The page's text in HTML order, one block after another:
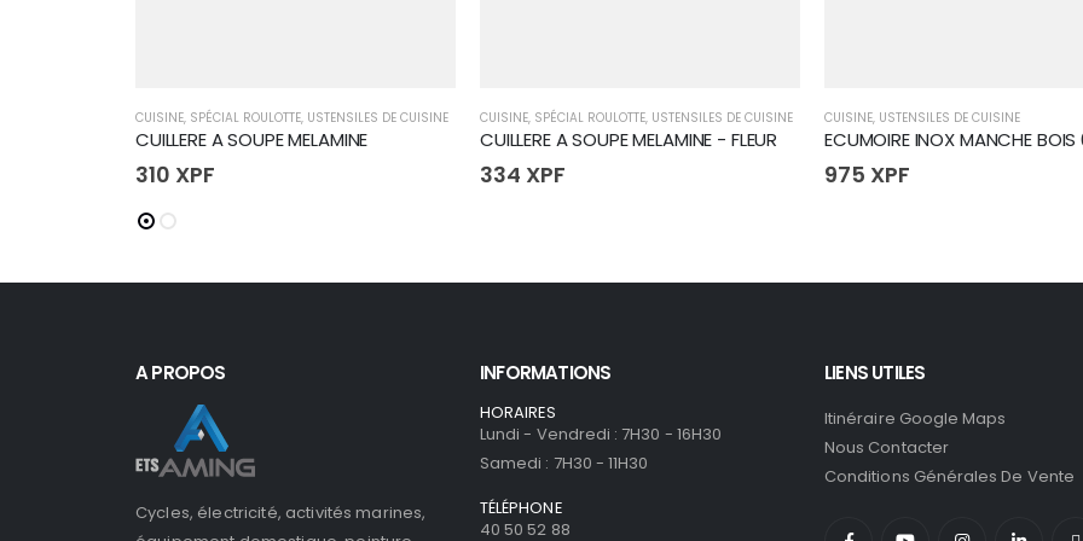
CUISINE, SPÉCIAL ROULOTTE, USTENSILES DE CUISINE
CUILLERE A SOUPE MELAMINE
310 XPF
CUISINE, SPÉCIAL ROULOTTE, USTENSILES DE CUISINE
CUILLERE A SOUPE MELAMINE - FLEUR
334 XPF
CUISINE, USTENSILES DE CUISINE
975 XPF
A PROPOS
Cycles, électricité, activités marines,
INFORMATIONS
HORAIRES
Lundi - Vendredi : 7H30 - 16H30
Samedi : 7H30 - 11H30
TÉLÉPHONE
40 50 52 88
LIENS UTILES
Itinéraire Google Maps
Nous Contacter
Conditions Générales De Vente